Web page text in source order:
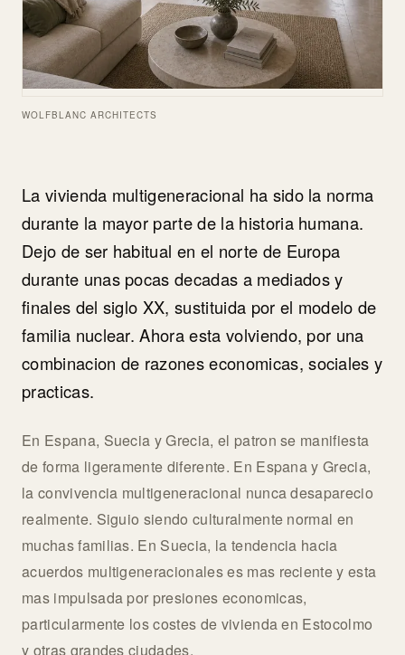
WOLFBLANC ARCHITECTS
La vivienda multigeneracional ha sido la norma
durante la mayor parte de la historia humana.
Dejo de ser habitual en el norte de Europa
durante unas pocas decadas a mediados y
finales del siglo XX, sustituida por el modelo de
familia nuclear. Ahora esta volviendo, por una
combinacion de razones economicas, sociales y
practicas.
En Espana, Suecia y Grecia, el patron se manifiesta
de forma ligeramente diferente. En Espana y Grecia,
la convivencia multigeneracional nunca desaparecio
realmente. Siguio siendo culturalmente normal en
muchas familias. En Suecia, la tendencia hacia
acuerdos multigeneracionales es mas reciente y esta
mas impulsada por presiones economicas,
particularmente los costes de vivienda en Estocolmo
y otras grandes ciudades.